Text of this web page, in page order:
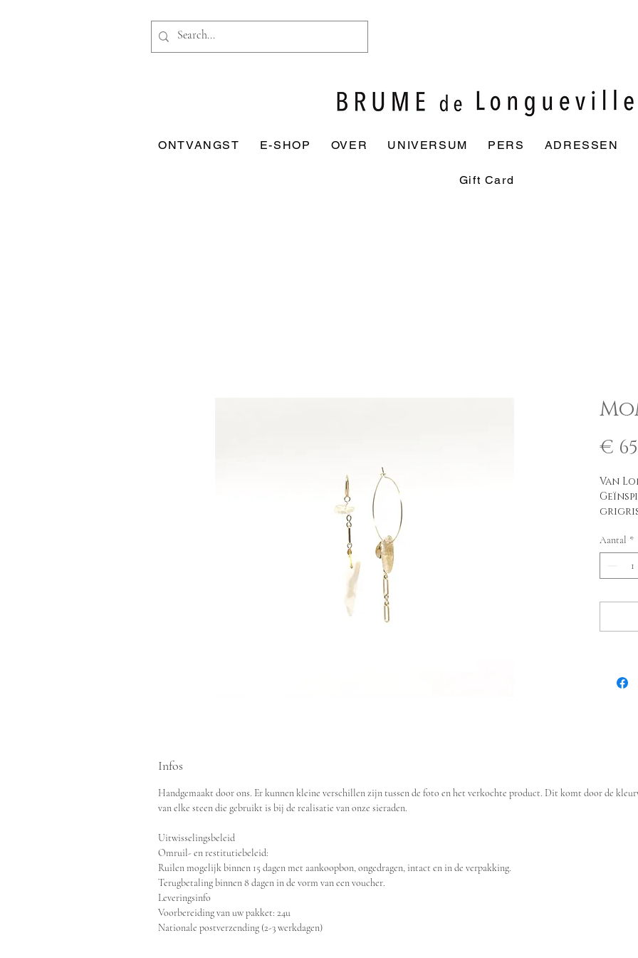
ONTVANGST E-SHOP OVER UNIVERSUM PERS ADRESSEN
Gift Card
€
Van
Maat:
Aantal *
Infos
Handgemaakt door ons. Er kunnen kleine verschillen zijn tussen de foto en het verkochte product. Dit komt door de
van elke steen die gebruikt is bij de realisatie van onze sieraden.
Uitwisselingsbeleid
Omruil- en restitutiebeleid:
Ruilen mogelijk binnen 15 dagen met aankoopbon, ongedragen, intact en in de verpakking.
Terugbetaling binnen 8 dagen in de vorm van een voucher.
Leveringsinfo
Voorbereiding van uw pakket: 24u
Nationale postverzending (2-3 werkdagen)